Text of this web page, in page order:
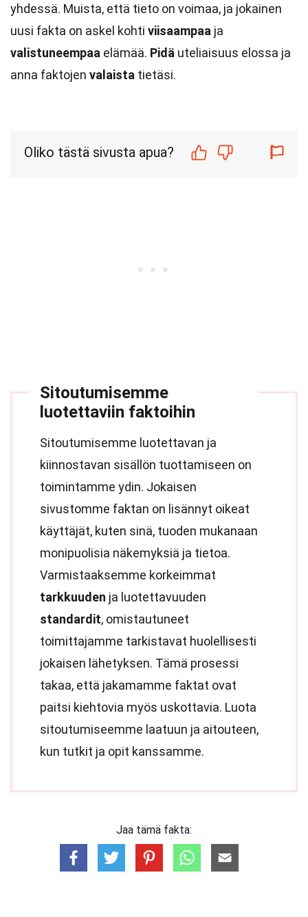
yhdessä. Muista, että tieto on voimaa, ja jokainen
uusi fakta on askel kohti viisaampaa ja
valistuneempaa elämää. Pidä uteliaisuus elossa ja
anna faktojen valaista tietäsi.
Oliko tästä sivusta apua?
Sitoutumisemme
luotettaviin faktoihin
Sitoutumisemme luotettavan ja
kiinnostavan sisällön tuottamiseen on
toimintamme ydin. Jokaisen
sivustomme faktan on lisännyt oikeat
käyttäjät, kuten sinä, tuoden mukanaan
monipuolisia näkemyksiä ja tietoa.
Varmistaaksemme korkeimmat
tarkkuuden ja luotettavuuden
standardit, omistautuneet
toimittajamme tarkistavat huolellisesti
jokaisen lähetyksen. Tämä prosessi
takaa, että jakamamme faktat ovat
paitsi kiehtovia myös uskottavia. Luota
sitoutumiseemme laatuun ja aitouteen,
kun tutkit ja opit kanssamme.
Jaa tämä fakta: